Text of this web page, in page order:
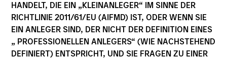
HANDELT, DIE EIN „KLEINANLEGER“ IM SINNE DER
RICHTLINIE 2011/61/EU (AIFMD) IST, ODER WENN SIE
EIN ANLEGER SIND, DER NICHT DER DEFINITION EINES
„ PROFESSIONELLEN ANLEGERS“ (WIE NACHSTEHEND
DEFINIERT) ENTSPRICHT, UND SIE FRAGEN ZU EINER